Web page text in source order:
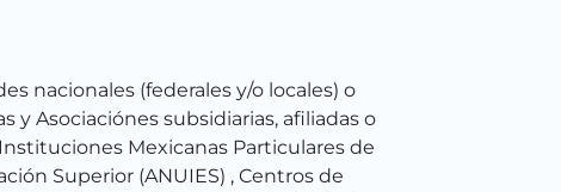
nacionales (federales y/o locales) o
y Asociaciónes subsidiarias, afiliadas o
Mexicanas Particulares de
Superior (ANUIES) , Centros de